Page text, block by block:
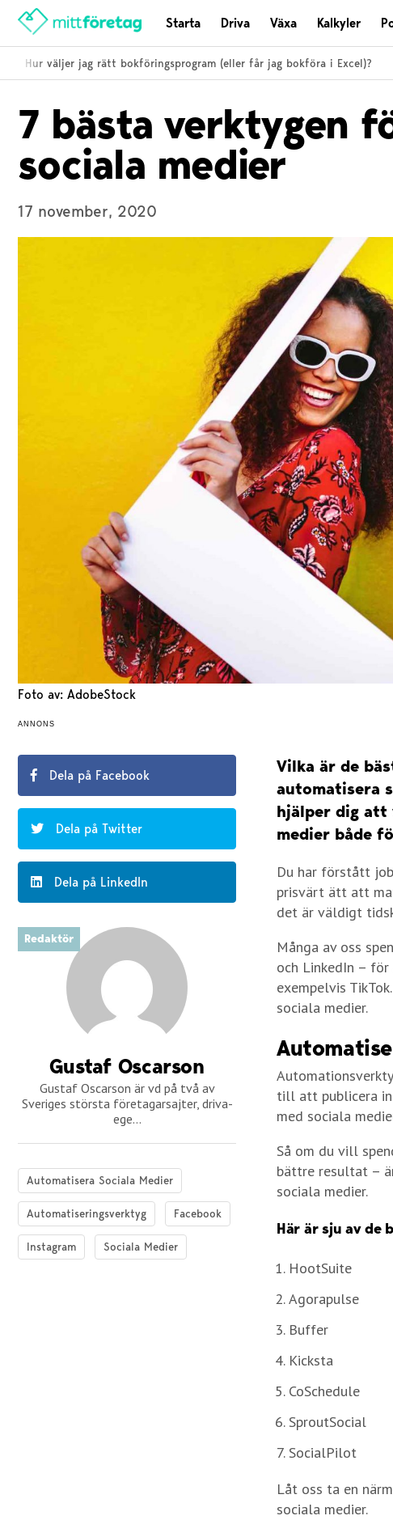
Starta Driva Växa Kalkyler
Hur väljer jag rätt bokföringsprogram (eller får jag bokföra i Excel)?
7 bästa verktygen
sociala medier
17 november, 2020
Foto av: AdobeStock
ANNONS
Dela på Facebook
Dela på Twitter
Dela på LinkedIn
Redaktör
Gustaf Oscarson
Gustaf Oscarson är vd på två av
Sveriges största företagarsajter, driva-
ege...
Automatisera Sociala Medier
Automatiseringsverktyg Facebook
Instagram Sociala Medier
Vilka är de
automatisera
hjälper dig
medier både
Du har förstått
prisvärt ätt att
det är väldigt
Många av oss
och LinkedIn –
exempelvis
sociala medier.
till att publicera
med sociala
Så om du vill
bättre resultat –
sociala medier.
Här är sju av de
HootSuite
Agorapulse
Buffer
Kicksta
CoSchedule
SproutSocial
SocialPilot
Låt oss ta en
sociala medier.